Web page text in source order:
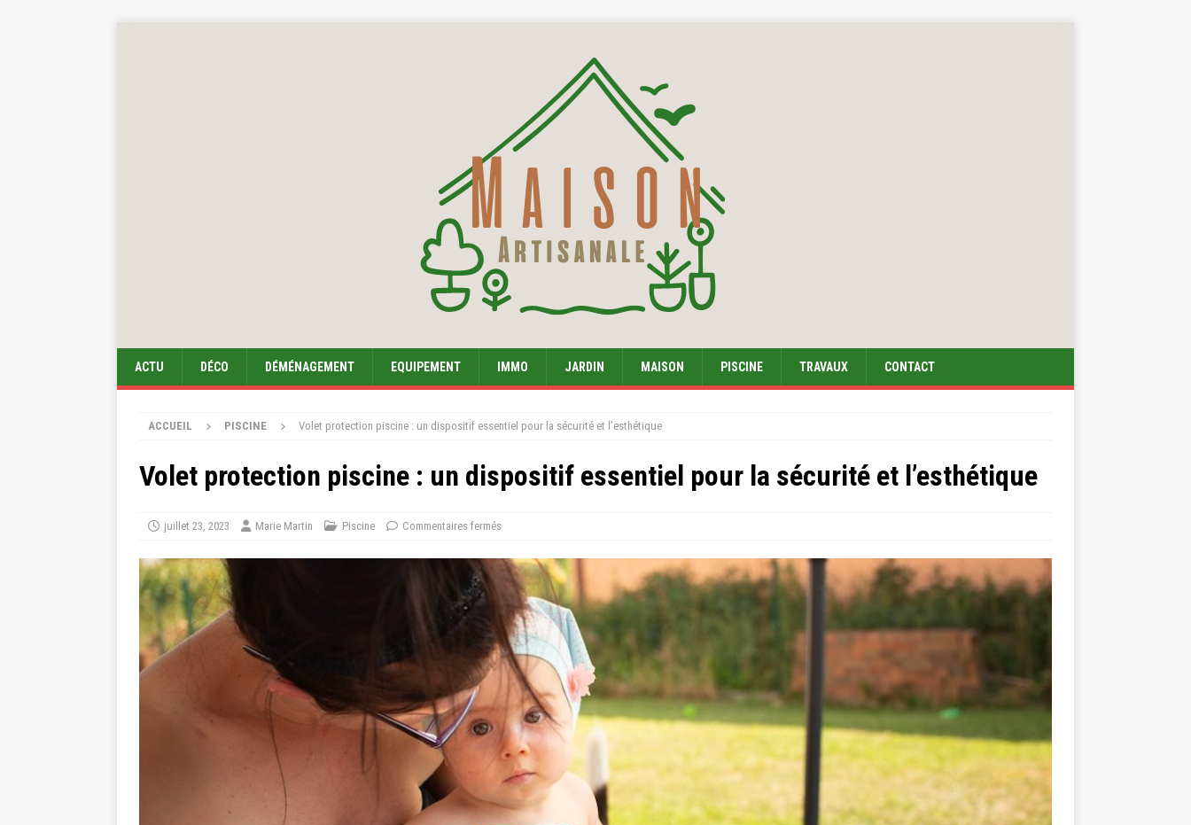
ACTU DÉCO DÉMÉNAGEMENT EQUIPEMENT IMMO JARDIN MAISON PISCINE TRAVAUX CONTACT
ACCUEIL PISCINE Volet protection piscine : un dispositif essentiel pour la sécurité et l’esthétique
Volet protection piscine : un dispositif essentiel pour la sécurité et l’esthétique
juillet 23, 2023 Marie Martin Piscine Commentaires fermés